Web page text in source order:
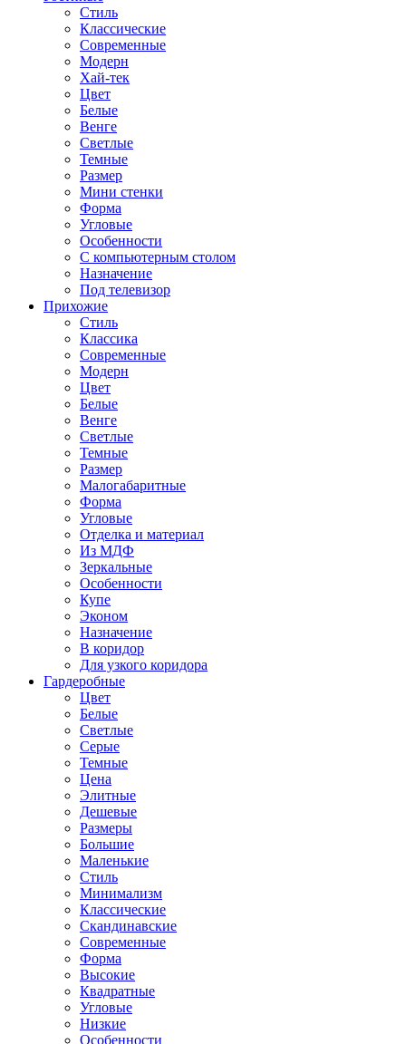
Стиль
Классические
Современные
Модерн
Хай-тек
Цвет
Белые
Венге
Светлые
Темные
Размер
Мини стенки
Форма
Угловые
Особенности
С компьютерным столом
Назначение
Под телевизор
Прихожие
Стиль
Классика
Современные
Модерн
Цвет
Белые
Венге
Светлые
Темные
Размер
Малогабаритные
Форма
Угловые
Отделка и материал
Из МДФ
Зеркальные
Особенности
Купе
Эконом
Назначение
В коридор
Для узкого коридора
Гардеробные
Цвет
Белые
Светлые
Серые
Темные
Цена
Элитные
Дешевые
Размеры
Большие
Маленькие
Стиль
Минимализм
Классические
Скандинавские
Современные
Форма
Высокие
Квадратные
Угловые
Низкие
Особенности